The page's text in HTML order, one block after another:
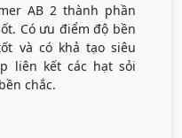
AB 2 thành phần
Có ưu điểm độ bền
và có khả tạo siêu
liên kết các hạt sỏi
chắc.